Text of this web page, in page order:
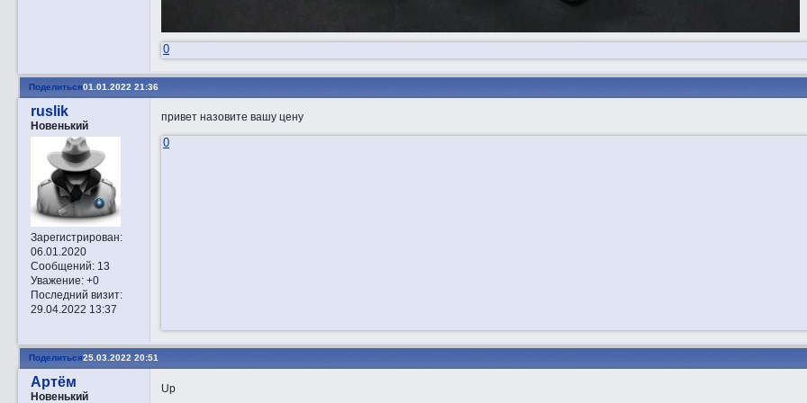
0
Поделиться01.01.2022 21:36
ruslik
Новенький
Зарегистрирован:
06.01.2020
Сообщений:13
Уважение: +0
Последний визит:
29.04.2022 13:37
привет назовите вашу цену
0
Поделиться25.03.2022 20:51
Артём
Новенький
Up